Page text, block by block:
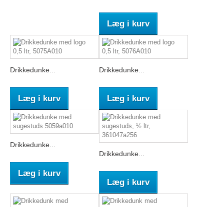
Læg i kurv
Drikkedunke...
Læg i kurv
Drikkedunke...
Læg i kurv
Drikkedunke...
Læg i kurv
Drikkedunke...
Læg i kurv